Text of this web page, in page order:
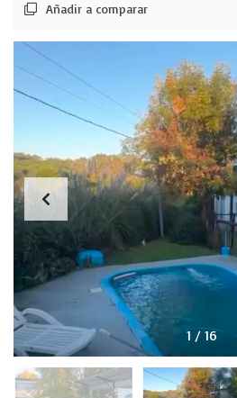
Añadir a comparar
1 / 16